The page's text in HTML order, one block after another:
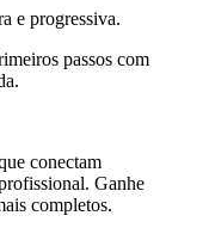
e progressiva.
passos com
conectam
Ganhe
completos.